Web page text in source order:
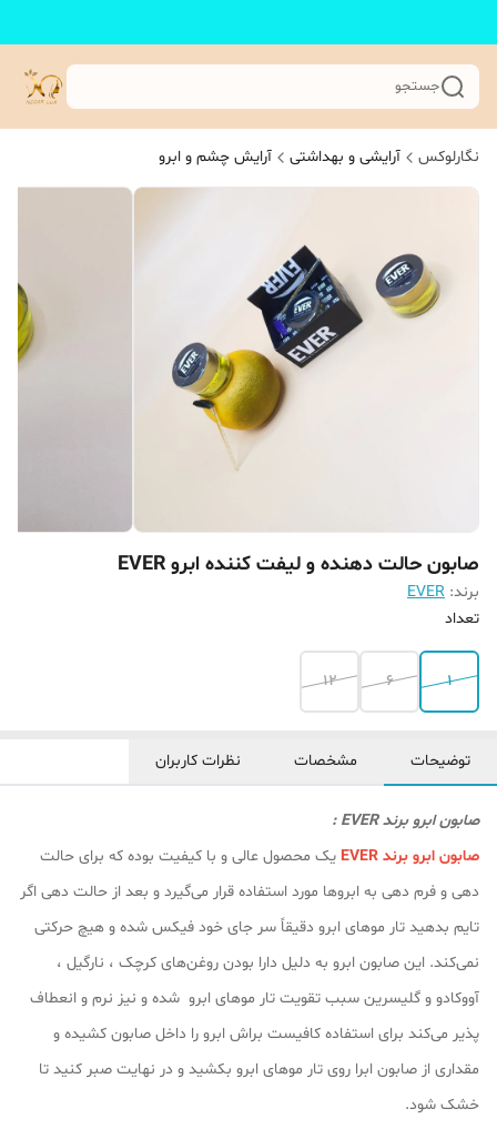
جستجو
نگارلوکس آرایشی و بهداشتی آرایش چشم و ابرو
صابون حالت دهنده و لیفت کننده ابرو EVER
برند: EVER
تعداد
1
6
12
توضیحات مشخصات نظرات کاربران
صابون ابرو برند EVER :
صابون ابرو برند EVER
یک محصول عالی و با کیفیت بوده که برای حالت
دهی و فرم دهی به ابروها مورد استفاده قرار می‌گیرد و بعد از حالت دهی اگر
تایم بدهید تار موهای ابرو دقیقاً سر جای خود فیکس شده و هیچ حرکتی
نمی‌کند. این صابون ابرو به دلیل دارا بودن روغن‌های کرچک ، نارگیل ،
آووکادو و گلیسرین سبب تقویت تار موهای ابرو شده و نیز نرم و انعطاف
پذیر می‌کند برای استفاده کافیست براش ابرو را داخل صابون کشیده و
مقداری از صابون ابرا روی تار موهای ابرو بکشید و در نهایت صبر کنید تا
خشک شود.